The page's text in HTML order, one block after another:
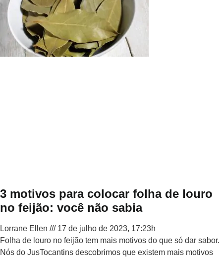
3 motivos para colocar folha de louro
no feijão: você não sabia
Lorrane Ellen
17 de julho de 2023, 17:23h
Folha de louro no feijão tem mais motivos do que só dar sabor.
Nós do JusTocantins descobrimos que existem mais motivos